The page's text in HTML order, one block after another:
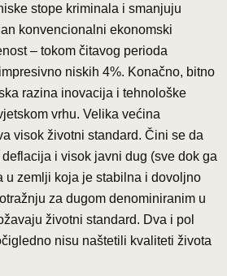
stope kriminala i smanjuju
konvencionalni ekonomski
– tokom čitavog perioda
niskih 4%. Konačno, bitno
razina inovacija i tehnološke
vrhu. Velika većina
visok životni standard. Čini se da
i visok javni dug (sve dok ga
u zemlji koja je stabilna i dovoljno
za dugom denominiranim u
životni standard. Dva i pol
nisu naštetili kvaliteti života